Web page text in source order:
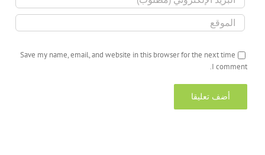
Save my name, email, and website in this browser for the next time
I comment.